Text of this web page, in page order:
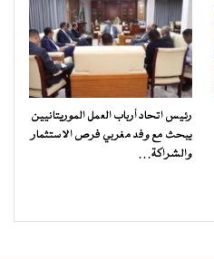
رئيس اتحاد أرباب العمل الموريتانيين
يبحث مع وفد مغربي فرص الاستثمار
والشراكة…